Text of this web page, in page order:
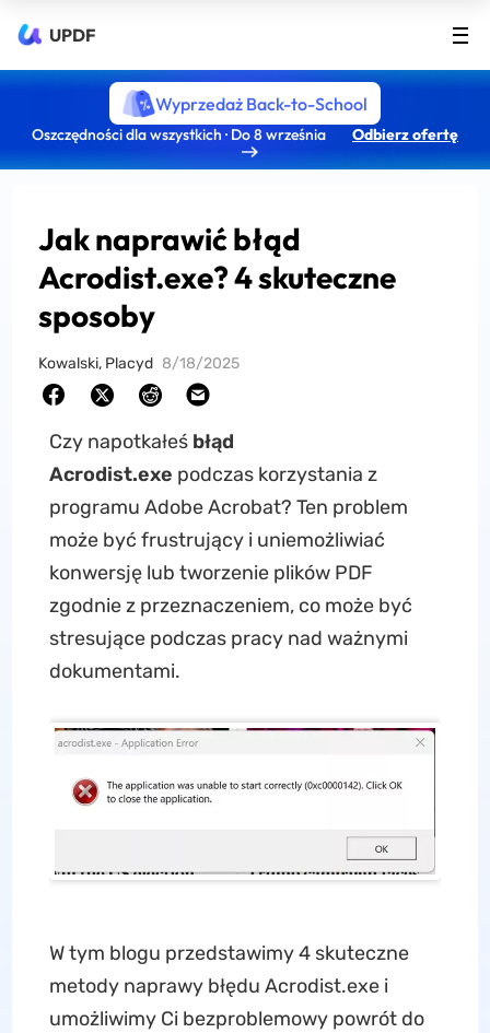
UPDF
Wyprzedaż Back-to-School
Oszczędności dla wszystkich · Do 8 września Odbierz ofertę
Jak naprawić błąd
Acrodist.exe? 4 skuteczne
sposoby
Kowalski, Placyd 8/18/2025
Czy napotkałeś błąd
Acrodist.exe podczas korzystania z
programu Adobe Acrobat? Ten problem
może być frustrujący i uniemożliwiać
konwersję lub tworzenie plików PDF
zgodnie z przeznaczeniem, co może być
stresujące podczas pracy nad ważnymi
dokumentami.
W tym blogu przedstawimy 4 skuteczne
metody naprawy błędu Acrodist.exe i
umożliwimy Ci bezproblemowy powrót do